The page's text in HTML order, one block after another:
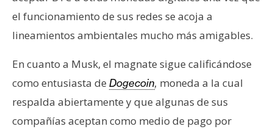
el funcionamiento de sus redes se acoja a
lineamientos ambientales mucho más amigables.
En cuanto a Musk, el magnate sigue calificándose
como entusiasta de Dogecoin, moneda a la cual
respalda abiertamente y que algunas de sus
compañías aceptan como medio de pago por